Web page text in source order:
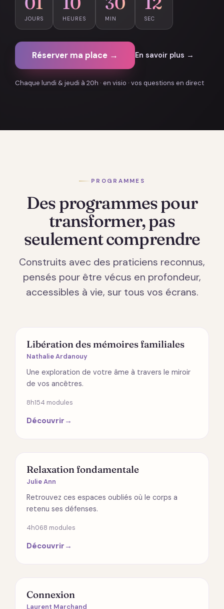
JOURS HEURES MIN SEC
Réserver ma place → En savoir plus →
Chaque lundi & jeudi à 20h · en visio · vos questions en direct
PROGRAMMES
Des programmes pour
transformer, pas
seulement comprendre
Construits avec des praticiens reconnus,
pensés pour être vécus en profondeur,
accessibles à vie, sur tous vos écrans.
ÉMOTIONS
Libération des mémoires familiales
Nathalie Ardanouy
Une exploration de votre âme à travers le miroir
de vos ancêtres.
8h154 modules
Découvrir →
SPIRITUALITÉ
Relaxation fondamentale
Julie Ann
Retrouvez ces espaces oubliés où le corps a
retenu ses défenses.
4h068 modules
Découvrir →
RELATIONS
Connexion
Laurent Marchand